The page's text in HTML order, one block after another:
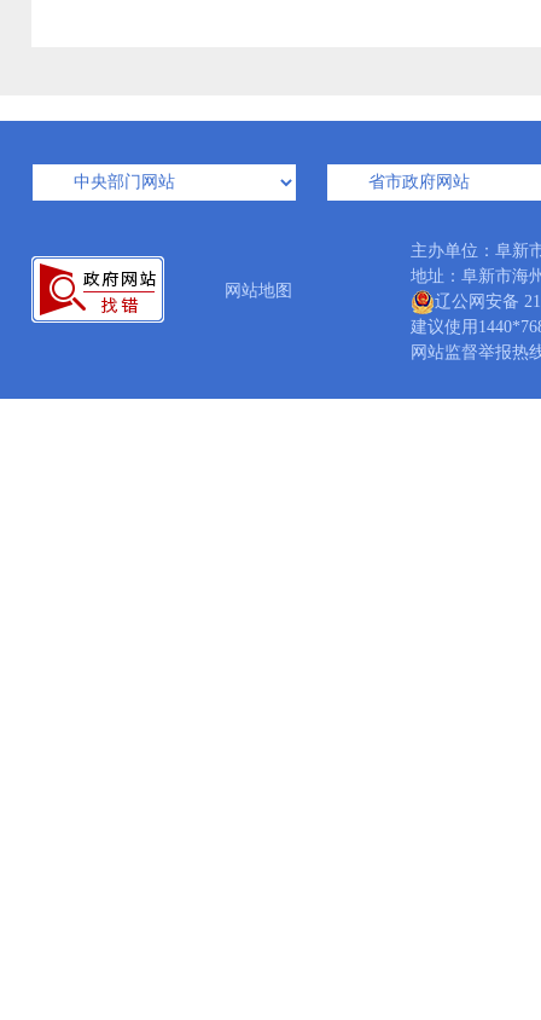
网站地图
主办单位：阜
地址：阜新市
辽公网安备
建议使用
网站监督举报热